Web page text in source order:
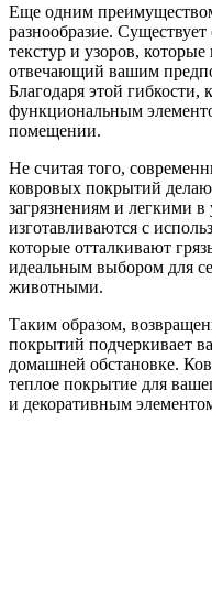
Еще одним
разнообразие.
текстур и узоров,
отвечающий вашим
Благодаря этой гибкости,
функциональным
помещении.
Не считая того,
ковровых покрытий
загрязнениям и легкими
изготавливаются с
которые отталкивают
идеальным выбором для
животными.
Таким образом,
покрытий подчеркивает
домашней обстановке.
теплое покрытие для
и декоративным